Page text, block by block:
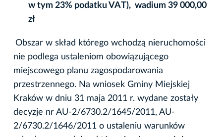
w tym 23% podatku VAT), wadium 39 000,00
zł
Obszar w skład którego wchodzą nieruchomości
nie podlega ustaleniom obowiązującego
miejscowego planu zagospodarowania
przestrzennego. Na wniosek Gminy Miejskiej
Kraków w dniu 31 maja 2011 r. wydane zostały
decyzje nr AU-2/6730.2/1645/2011, AU-
2/6730.2/1646/2011 o ustaleniu warunków